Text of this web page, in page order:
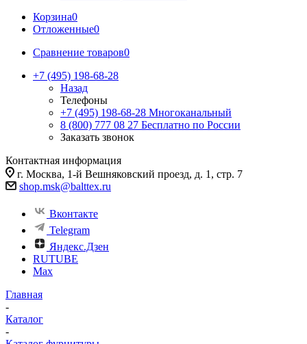
Корзина0
Отложенные0
Сравнение товаров0
+7 (495) 198-68-28
Назад
Телефоны
+7 (495) 198-68-28 Многоканальный
8 (800) 777 08 27 Бесплатно по России
Заказать звонок
Контактная информация
г. Москва, 1-й Вешняковский проезд, д. 1, стр. 7
shop.msk@balttex.ru
Вконтакте
Telegram
Яндекс.Дзен
RUTUBE
Max
Главная
-
Каталог
-